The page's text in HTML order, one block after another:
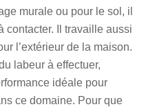
murale ou pour le sol, il
contacter. Il travaille aussi
l’extérieur de la maison.
labeur à effectuer,
idéale pour
ce domaine. Pour que